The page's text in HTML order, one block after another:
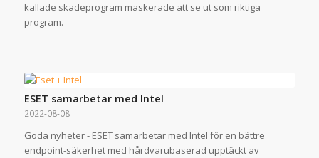
kallade skadeprogram maskerade att se ut som riktiga
program.
ESET samarbetar med Intel
2022-08-08
Goda nyheter - ESET samarbetar med Intel för en bättre
endpoint-säkerhet med hårdvarubaserad upptäckt av